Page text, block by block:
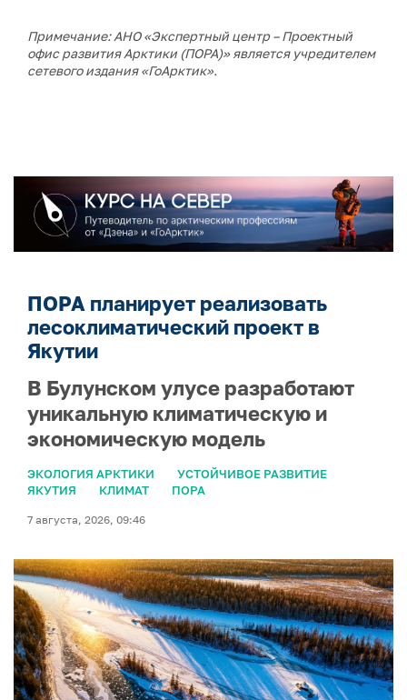
Примечание: АНО «Экспертный центр – Проектный
офис развития Арктики (ПОРА)» является учредителем
сетевого издания «ГоАрктик».
ПОРА планирует реализовать
лесоклиматический проект в
Якутии
В Булунском улусе разработают
уникальную климатическую и
экономическую модель
ЭКОЛОГИЯ АРКТИКИ
УСТОЙЧИВОЕ РАЗВИТИЕ
ЯКУТИЯ
КЛИМАТ ПОРА
7 августа, 2026, 09:46